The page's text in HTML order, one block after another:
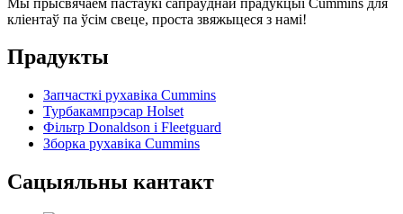
кліентаў па ўсім свеце, проста звяжыцеся з намі!
Прадукты
Запчасткі рухавіка Cummins
Турбакампрэсар Holset
Фільтр Donaldson і Fleetguard
Зборка рухавіка Cummins
Сацыяльны кантакт